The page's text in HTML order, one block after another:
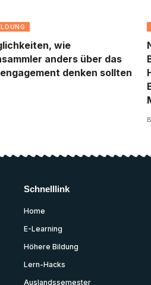
wie
anders über das
denken sollten
Schnelllink
Home
E-Learning
Höhere Bildung
Lern-Hacks
Auslandssemester